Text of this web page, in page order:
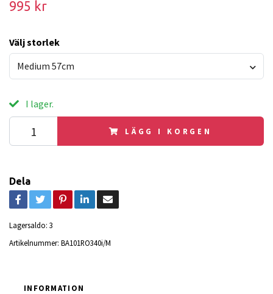
995 kr
Välj storlek
Medium 57cm
I lager.
LÄGG I KORGEN
Dela
Lagersaldo: 3
Artikelnummer: BA101RO340i/M
INFORMATION